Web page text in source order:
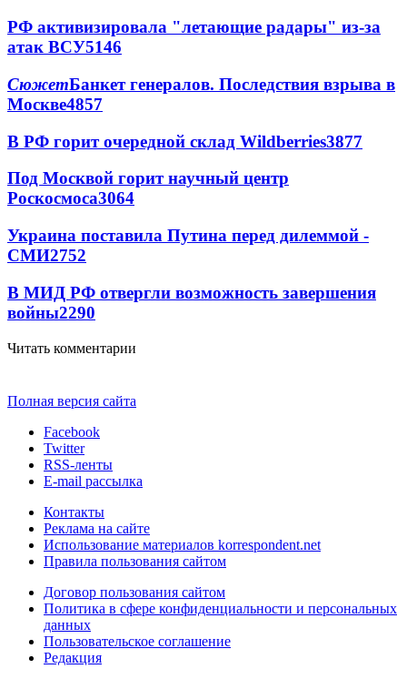
РФ активизировала "летающие радары" из-за
атак ВСУ5146
СюжетБанкет генералов. Последствия взрыва в
Москве4857
В РФ горит очередной склад Wildberries3877
Под Москвой горит научный центр
Роскосмоса3064
Украина поставила Путина перед дилеммой -
СМИ2752
В МИД РФ отвергли возможность завершения
войны2290
Читать комментарии
Полная версия сайта
Facebook
Twitter
RSS-ленты
E-mail рассылка
Контакты
Реклама на сайте
Использование материалов korrespondent.net
Правила пользования сайтом
Договор пользования сайтом
Политика в сфере конфиденциальности и персональных
данных
Пользовательское соглашение
Редакция